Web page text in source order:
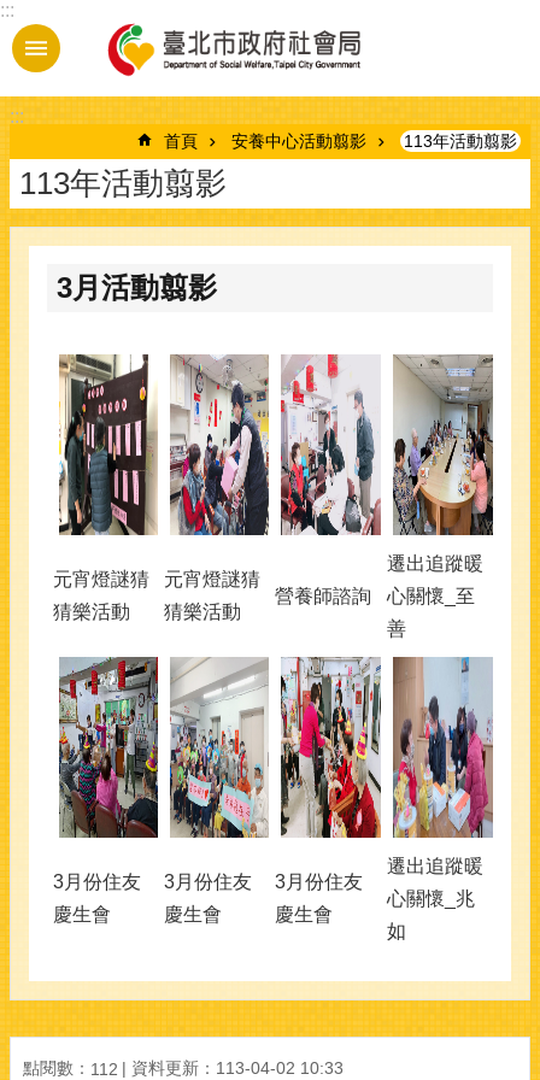
跳到主要內容區塊
:::
:::
首頁 安養中心活動翦影 113年活動翦影
113年活動翦影
3月活動翦影
元宵燈謎猜
猜樂活動
元宵燈謎猜
猜樂活動
營養師諮詢
遷出追蹤暖
心關懷_至
善
3月份住友
慶生會
3月份住友
慶生會
3月份住友
慶生會
遷出追蹤暖
心關懷_兆
如
點閱數： 112 資料更新：113-04-02 10:33